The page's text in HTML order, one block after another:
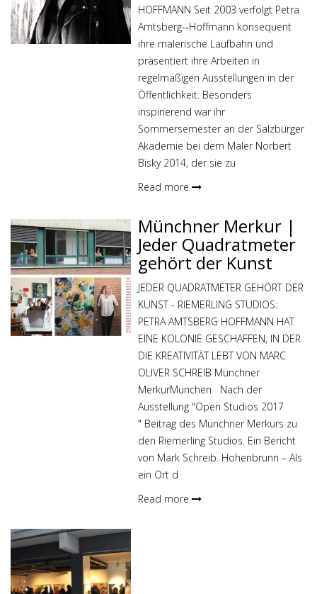
HOFFMANN Seit 2003 verfolgt Petra
Amtsberg-­‐Hoffmann konsequent
ihre malerische Laufbahn und
präsentiert ihre Arbeiten in
regelmäßigen Ausstellungen in der
Öffentlichkeit. Besonders
inspirierend war ihr
Sommersemester an der Salzburger
Akademie bei dem Maler Norbert
Bisky 2014, der sie zu
Read more
Münchner Merkur |
Jeder Quadratmeter
gehört der Kunst
JEDER QUADRATMETER GEHÖRT DER
KUNST - RIEMERLING STUDIOS:
PETRA AMTSBERG HOFFMANN HAT
EINE KOLONIE GESCHAFFEN, IN DER
DIE KREATIVITÄT LEBT VON MARC
OLIVER SCHREIB Münchner
MerkurMünchen Nach der
Ausstellung "Open Studios 2017
" Beitrag des Münchner Merkurs zu
den Riemerling Studios. Ein Bericht
von Mark Schreib. Hohenbrunn – Als
ein Ort d
Read more